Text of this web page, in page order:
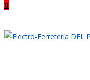
0